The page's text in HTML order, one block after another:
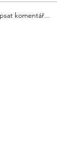
komentář...